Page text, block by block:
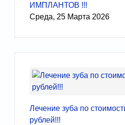
ИМПЛАНТОВ !!!
Среда, 25 Марта 2026
Лечение зуба по
рублей!!!